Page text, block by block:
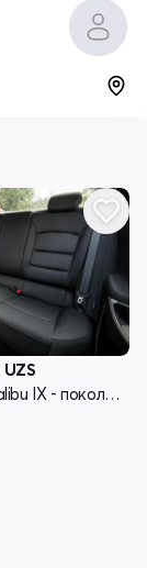
UZS
Chevrolet Malibu IX - поколение рестайлинг